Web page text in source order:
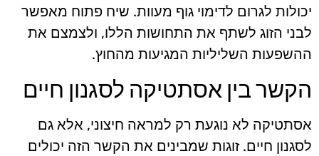
יכולות לגרום לדימוי גוף מעוות. שיח פתוח מאפשר
לבני הזוג לשתף את התחושות הללו, ולצמצם את
ההשפעות השליליות המגיעות מהחוץ.
הקשר בין אסתטיקה לסגנון חיים
אסתטיקה לא נוגעת רק למראה חיצוני, אלא גם
לסגנון חיים. זוגות שמבינים את הקשר הזה יכולים